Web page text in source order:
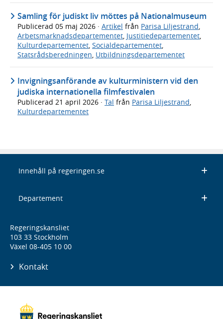
Samling för judiskt liv möttes på Nationalmuseum
Publicerad 05 maj 2026 · Artikel från Parisa Liljestrand,
Arbetsmarknadsdepartementet, Justitiedepartementet,
Kulturdepartementet, Socialdepartementet,
Statsrådsberedningen, Utbildningsdepartementet
Invigningsanförande av kulturministern vid den
judiska internationella filmfestivalen
Publicerad 21 april 2026 · Tal från Parisa Liljestrand
Kulturdepartementet
Innehåll på regeringen.se
Departement
Regeringskansliet
103 33 Stockholm
Växel 08-405 10 00
Kontakt